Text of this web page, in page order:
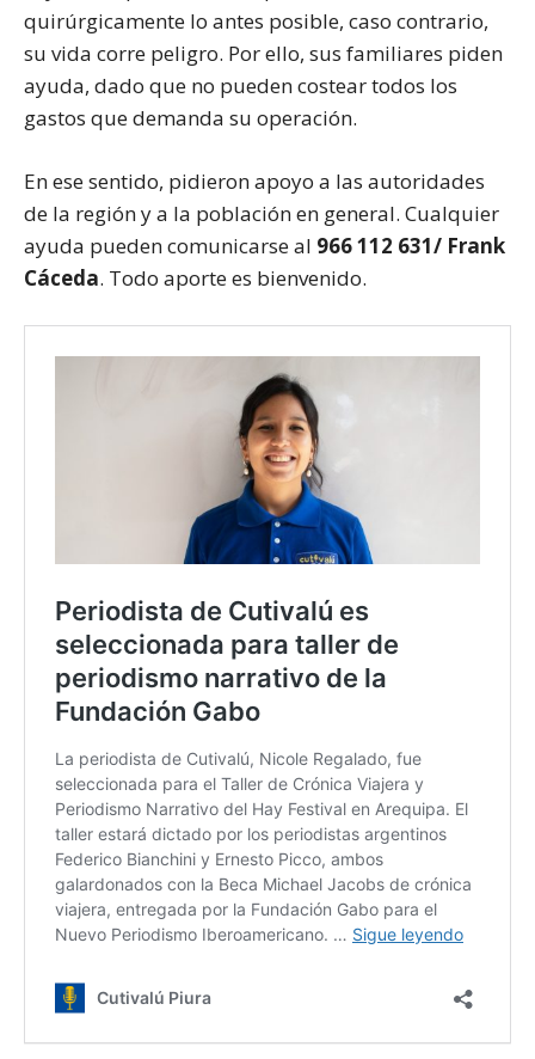
quirúrgicamente lo antes posible, caso contrario,
su vida corre peligro. Por ello, sus familiares piden
ayuda, dado que no pueden costear todos los
gastos que demanda su operación.
En ese sentido, pidieron apoyo a las autoridades
de la región y a la población en general. Cualquier
ayuda pueden comunicarse al 966 112 631/ Frank
Cáceda. Todo aporte es bienvenido.